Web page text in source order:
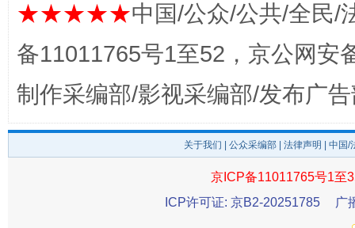
完善运行机制助力责任有效落实 一纸欠
★★★★★中国/公众/公共/全民/
备11011765号1至52，京公网安
制作采编部/影视采编部/发布广
关于我们 公众采编部 法律声明 | 中国
京ICP备11011765号1至
ICP许可证: 京B2-20251785
广